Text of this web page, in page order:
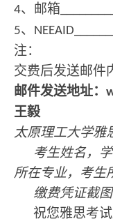
4、邮箱
5、
注：
交费后发送邮件
邮件发送地址：
王毅
太原理工大学雅
考生姓名，
所在专业，考生
缴费凭证截图
祝您雅思考试